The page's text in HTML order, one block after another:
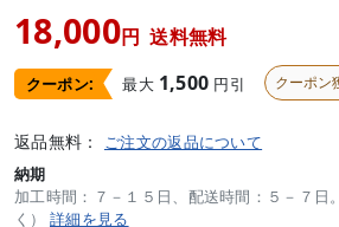
18,000円 送料無料
クーポン: 最大 1,500 円引 クーポン
返品無料： ご注文の返品について
納期
加工時間：７－１５日、配送時間：５－７
く） 詳細を見る